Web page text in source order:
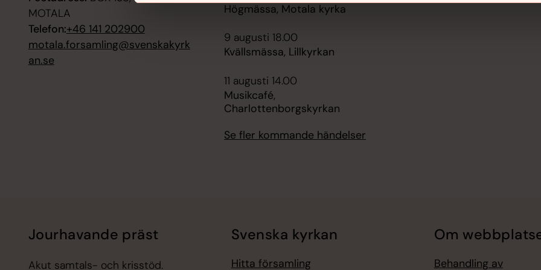
MOTALA
Telefon:+46 141 202900
motala.forsamling@svenskakyrk
an.se
Högmässa, Motala kyrka
9 augusti 18.00
Kvällsmässa, Lillkyrkan
11 augusti 14.00
Musikcafé,
Charlottenborgskyrkan
Se fler kommande händelser
Jourhavande präst
Akut samtals- och krisstöd.
Svenska kyrkan
Hitta församling
Om
Behandling av